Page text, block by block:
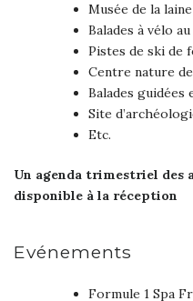
Musée de la
Balades à vélo
Pistes de ski de
Centre nature
Balades guidées
Site
Etc.
Un agenda trimestriel des
disponible à la réception
Evénements
Formule 1 Spa